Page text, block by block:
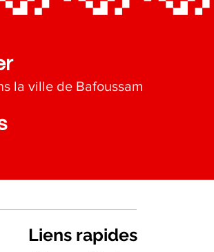
la ville de Bafoussam
Liens rapides